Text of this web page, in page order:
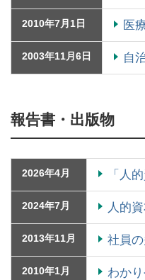
2010年7月1日 医
2003年11月6日 自
報告書・出版物
2026年4月 「人
2024年7月 人的
2013年11月 社員
2010年1月 わか